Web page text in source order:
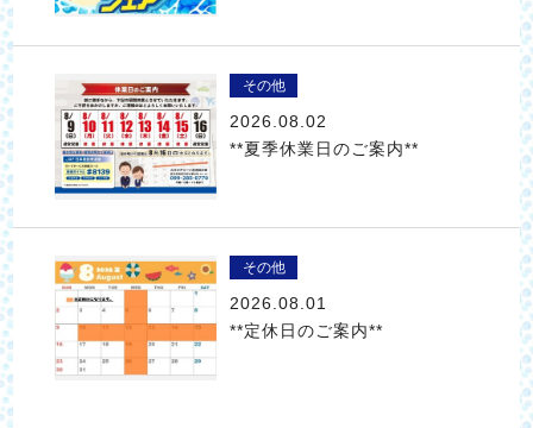
その他
2026.08.02
**夏季休業日のご案内**
その他
2026.08.01
**定休日のご案内**